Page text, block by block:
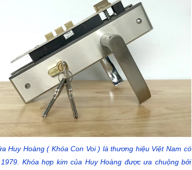
Huy Hoàng ( Khóa Con Voi ) là thương hiệu Việt Nam có
Khóa hợp kim của Huy Hoàng được ưa chuộng bởi